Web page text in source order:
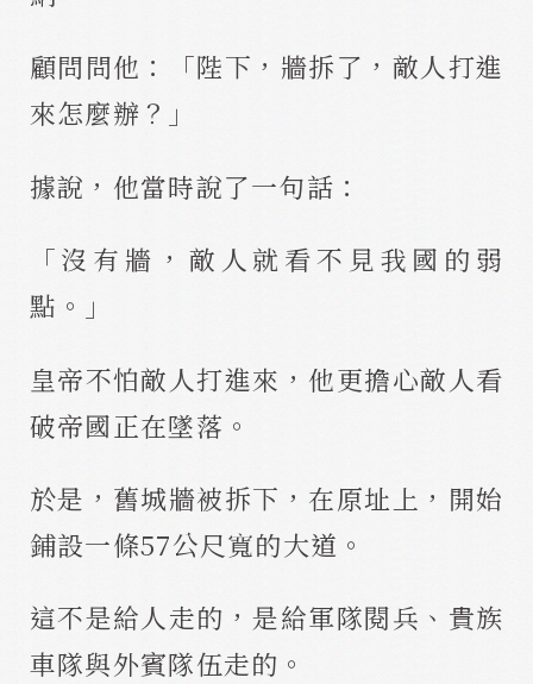
顧問問他：「陛下，牆拆了，敵人打進
來怎麼辦？」
據說，他當時說了一句話：
「沒有牆，敵人就看不見我國的弱
點。」
皇帝不怕敵人打進來，他更擔心敵人看
破帝國正在墜落。
於是，舊城牆被拆下，在原址上，開始
鋪設一條57公尺寬的大道。
這不是給人走的，是給軍隊閱兵、貴族
車隊與外賓隊伍走的。